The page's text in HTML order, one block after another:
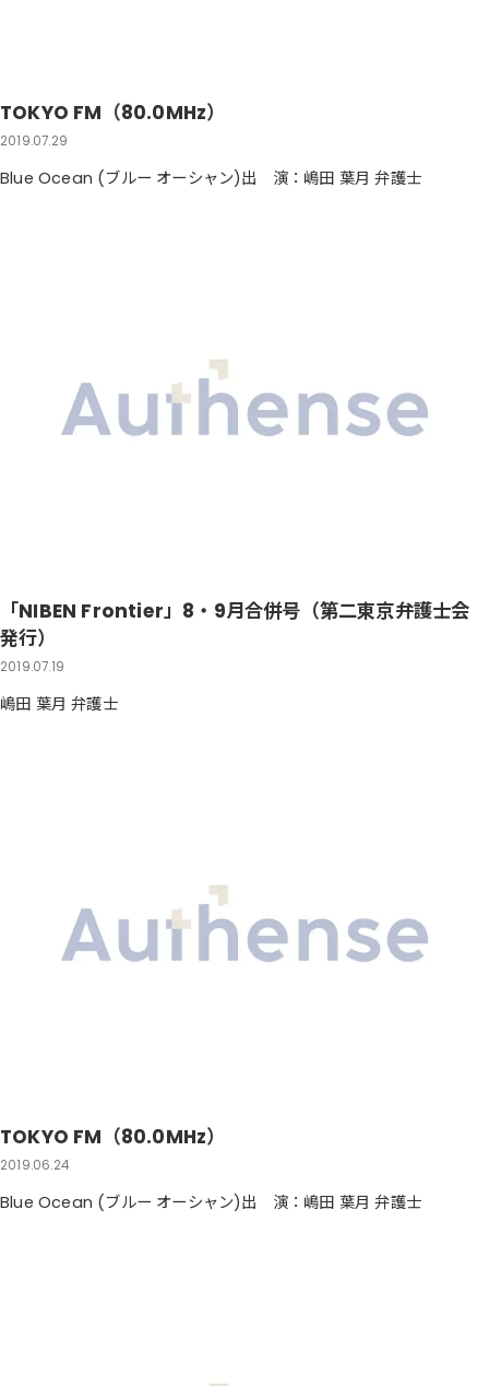
TOKYO FM（80.0MHz）
2019.07.29
Blue Ocean (ブルー オーシャン)出 演：嶋田 葉月 弁護士
「NIBEN Frontier」8・9月合併号（第二東京弁護士会
発行）
2019.07.19
嶋田 葉月 弁護士
TOKYO FM（80.0MHz）
2019.06.24
Blue Ocean (ブルー オーシャン)出 演：嶋田 葉月 弁護士